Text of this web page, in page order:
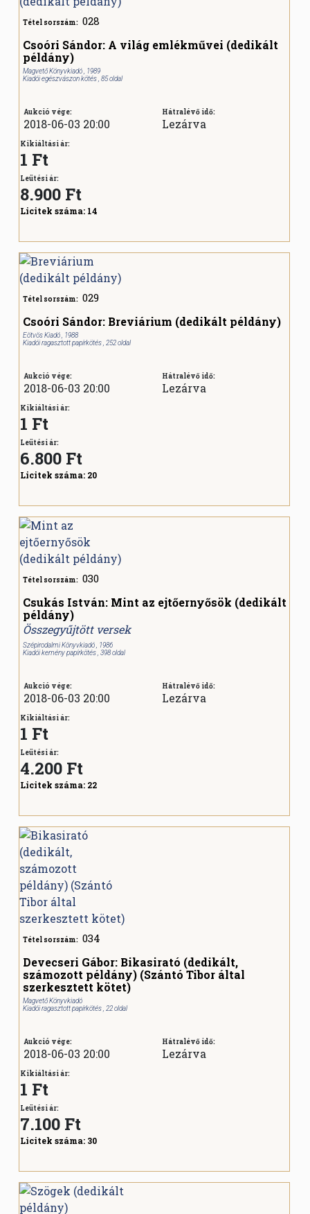
Tétel sorszám: 028
Csoóri Sándor: A világ emlékművei (dedikált
példány)
Magvető Könyvkiadó , 1989
Kiadói egészvászon kötés , 85 oldal
Aukció vége:
2018-06-03 20:00
Hátralévő idő:
Lezárva
Kikiáltási ár:
1 Ft
Leütési ár:
8.900 Ft
Licitek száma: 14
Tétel sorszám: 029
Csoóri Sándor: Breviárium (dedikált példány)
Eötvös Kiadó , 1988
Kiadói ragasztott papírkötés , 252 oldal
Aukció vége:
2018-06-03 20:00
Hátralévő idő:
Lezárva
Kikiáltási ár:
1 Ft
Leütési ár:
6.800 Ft
Licitek száma: 20
Tétel sorszám: 030
Csukás István: Mint az ejtőernyősök (dedikált
példány)
Összegyűjtött versek
Szépirodalmi Könyvkiadó , 1986
Kiadói kemény papírkötés , 398 oldal
Aukció vége:
2018-06-03 20:00
Hátralévő idő:
Lezárva
Kikiáltási ár:
1 Ft
Leütési ár:
4.200 Ft
Licitek száma: 22
Tétel sorszám: 034
Devecseri Gábor: Bikasirató (dedikált,
számozott példány) (Szántó Tibor által
szerkesztett kötet)
Magvető Könyvkiadó
Kiadói ragasztott papírkötés , 22 oldal
Aukció vége:
2018-06-03 20:00
Hátralévő idő:
Lezárva
Kikiáltási ár:
1 Ft
Leütési ár:
7.100 Ft
Licitek száma: 30